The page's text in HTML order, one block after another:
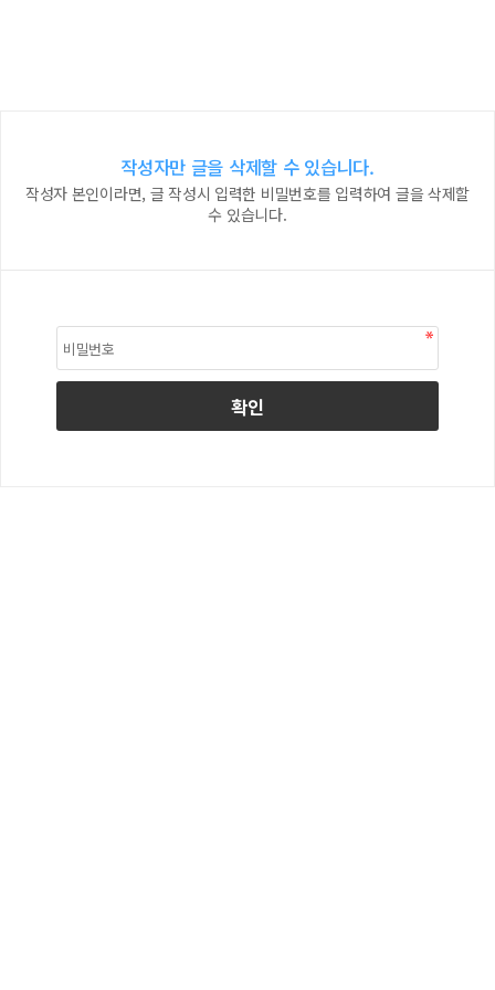
작성자만 글을 삭제할 수 있습니다.
작성자 본인이라면, 글 작성시 입력한 비밀번호를 입력하여 글을 삭제할
수 있습니다.